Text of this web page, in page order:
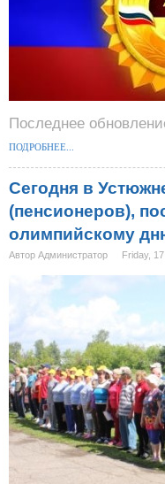
Последнее
ПОДРОБНЕЕ...
Сегодня в
(пенсионеров),
олимпийскому
Автор Администратор Friday,